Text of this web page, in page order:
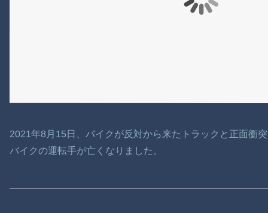
2021年8月15日、バイクが反対から来たトラックと正面衝
バイクの運転手が亡くなりました。